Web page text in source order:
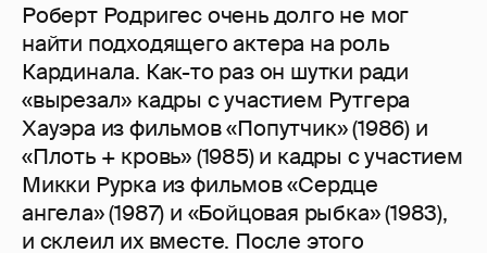
Роберт Родригес очень долго не мог
найти подходящего актера на роль
Кардинала. Как-то раз он шутки ради
«вырезал» кадры с участием Рутгера
Хауэра из фильмов «Попутчик» (1986) и
«Плоть + кровь» (1985) и кадры с участием
Микки Рурка из фильмов «Сердце
ангела» (1987) и «Бойцовая рыбка» (1983),
и склеил их вместе. После этого